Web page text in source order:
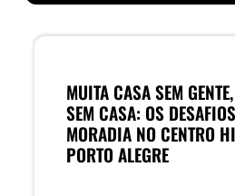
MUITA CASA SEM
SEM CASA: OS
MORADIA NO CENTRO
PORTO ALEGRE